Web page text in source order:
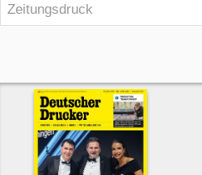
Zeitungsdruck